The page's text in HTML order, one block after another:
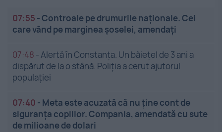
07:55 -Controale pe drumurile naționale. Cei
care vând pe marginea șoselei, amendați
07:48 -Alertă în Constanța. Un băiețel de 3 ani a
dispărut de la o stână. Poliția a cerut ajutorul
populației
07:40 - Meta este acuzată că nu ține cont de
siguranța copiilor. Compania, amendată cu sute
de milioane de dolari